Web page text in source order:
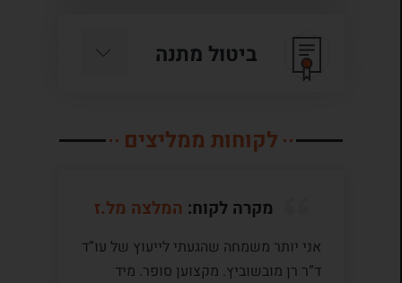
ביטול מתנה
לקוחות ממליצים
מקרה לקוח: המלצה מל.ז
אני יותר משמחה שהגעתי לייעוץ של עו”ד
ד”ר רן מובשוביץ. מקצוען סופר. מיד